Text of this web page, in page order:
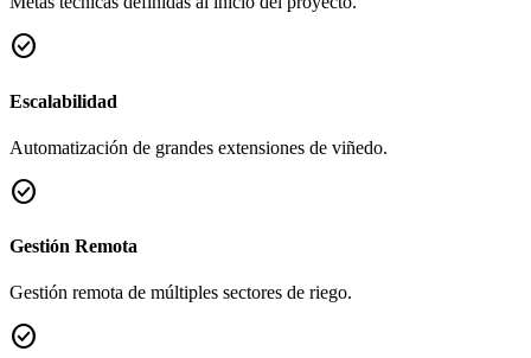
check_circle
Escalabilidad
Automatización de grandes extensiones de viñedo.
check_circle
Gestión Remota
Gestión remota de múltiples sectores de riego.
check_circle